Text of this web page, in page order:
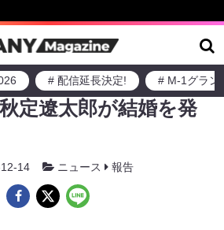
秋定遼太郎が結婚を発
14 ニュース 報告